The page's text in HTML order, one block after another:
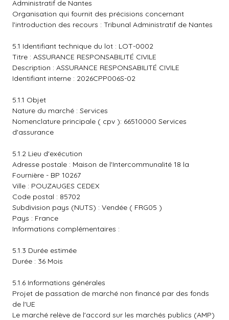
Administratif de Nantes
Organisation qui fournit des précisions concernant
l'introduction des recours : Tribunal Administratif de Nantes
5.1 Identifiant technique du lot : LOT-0002
Titre : ASSURANCE RESPONSABILITÉ CIVILE
Description : ASSURANCE RESPONSABILITÉ CIVILE
Identifiant interne : 2026CPP006S-02
5.1.1 Objet
Nature du marché : Services
Nomenclature principale ( cpv ): 66510000 Services
d'assurance
5.1.2 Lieu d'exécution
Adresse postale : Maison de l'Intercommunalité 18 la
Fournière - BP 10267
Ville : POUZAUGES CEDEX
Code postal : 85702
Subdivision pays (NUTS) : Vendée ( FRG05 )
Pays : France
Informations complémentaires :
5.1.3 Durée estimée
Durée : 36 Mois
5.1.6 Informations générales
Projet de passation de marché non financé par des fonds
de l'UE
Le marché relève de l'accord sur les marchés publics (AMP)